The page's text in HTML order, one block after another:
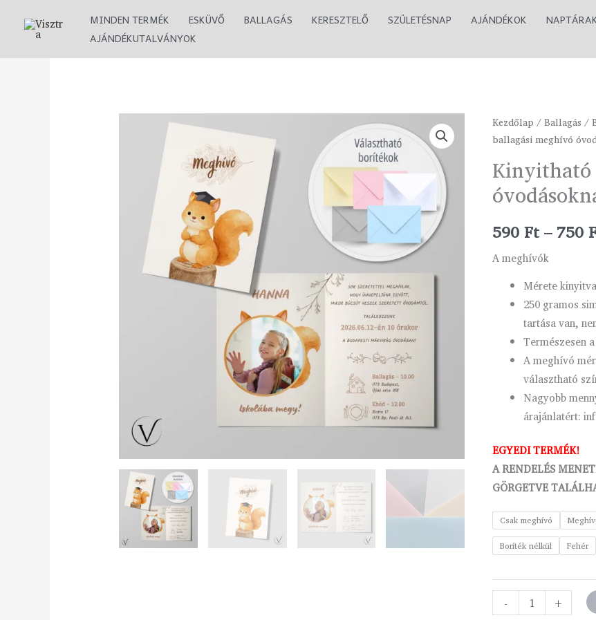
MINDEN TERMÉK ESKÜVŐ BALLAGÁS KERESZTELŐ SZÜLETÉSNAP AJÁNDÉKOK
AJÁNDÉKUTALVÁNYOK
Kezdőlap /Ballagás /
ballagási meghívó
Kinyitható
590Ft– 750
A meghívók
Mérete
250 gramos
tartása van,
Természesen
A meghívó
választható
Nagyobb
árajánlatért:
EGYEDI TERMÉK!
A RENDELÉS
GÖRGETVE
Csak meghívó
Boríték nélkül
Fehér
-
Kinyitható
ballagási
meghívó
óvodásoknak
-
mennyiség
+